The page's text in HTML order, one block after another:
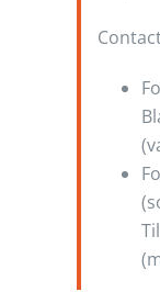
(
(